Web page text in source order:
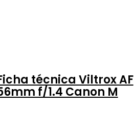
técnica Viltrox AF
f/1.4 Canon M